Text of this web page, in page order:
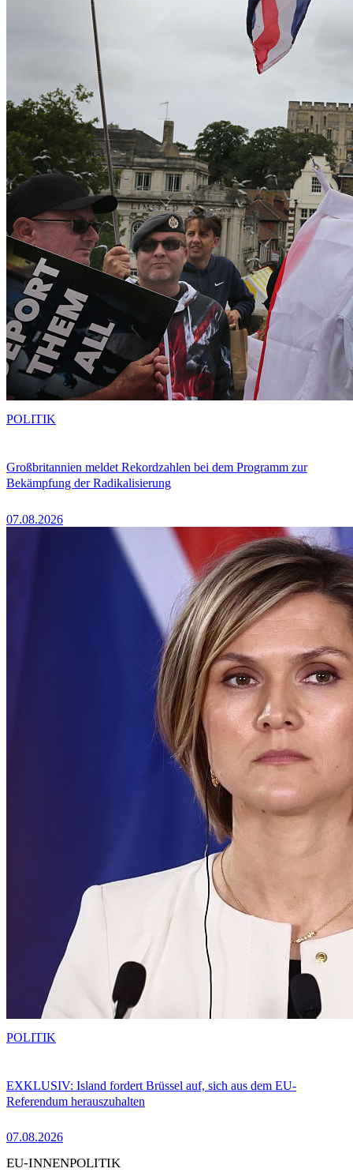
Großbritannien meldet Rekordzahlen bei dem Programm zur
Bekämpfung der Radikalisierung
07.08.2026
POLITIK
EXKLUSIV: Island fordert Brüssel auf, sich aus dem EU-
Referendum herauszuhalten
07.08.2026
POLITIK
EU-INNENPOLITIK